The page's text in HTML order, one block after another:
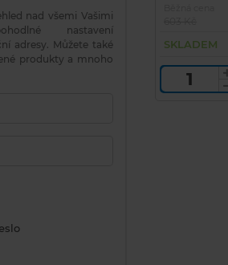
SKLADEM
nad všemi Vašimi
nastavení
adresy. Můžete také
produkty a mnoho